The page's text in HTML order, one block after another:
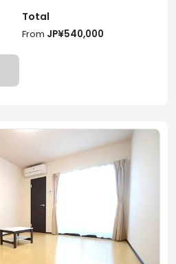
Total
From JP¥540,000